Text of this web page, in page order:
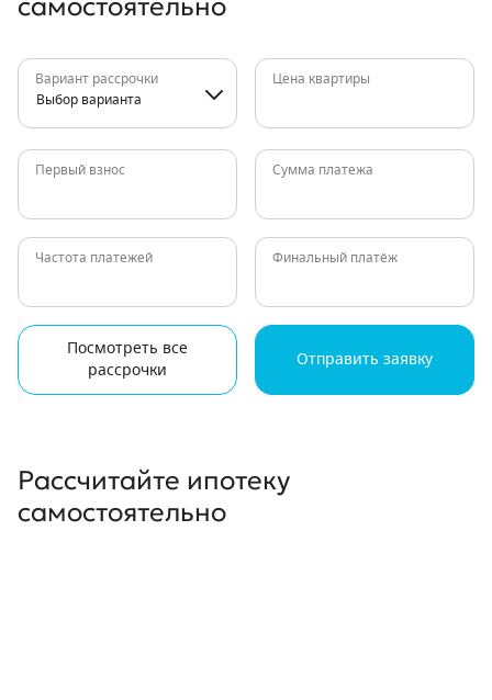
самостоятельно
Вариант рассрочки
Выбор варианта
Цена квартиры
Первый взнос Сумма платежа
Частота платежей Финальный платёж
Посмотреть все
рассрочки
Отправить заявку
Рассчитайте ипотеку
самостоятельно